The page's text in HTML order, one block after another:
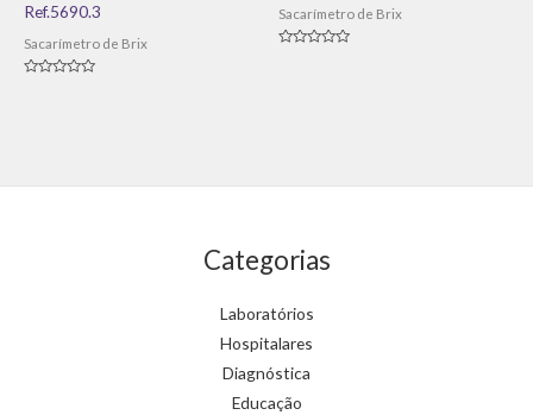
Ref.5690.3
Sacarímetro de Brix
Sacarímetro de Brix
Categorias
Laboratórios
Hospitalares
Diagnóstica
Educação